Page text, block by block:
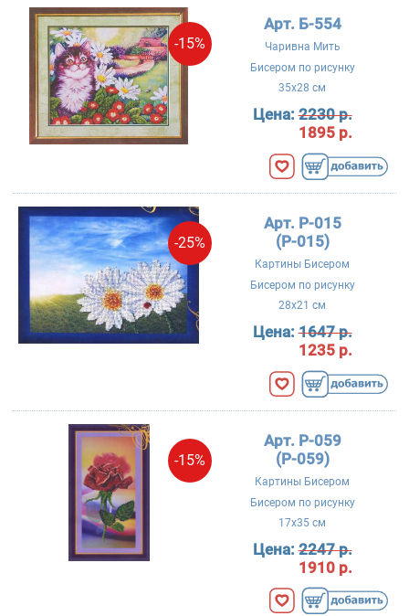
-15%
Арт. Б-554
Чаривна Мить
Бисером по рисунку
35x28 см
Цена:2230 р.
1895 р.
-25%
Арт. P-015
(Р-015)
Картины Бисером
Бисером по рисунку
28x21 см
Цена:1647 р.
1235 р.
-15%
Арт. P-059
(Р-059)
Картины Бисером
Бисером по рисунку
17x35 см
Цена:2247 р.
1910 р.